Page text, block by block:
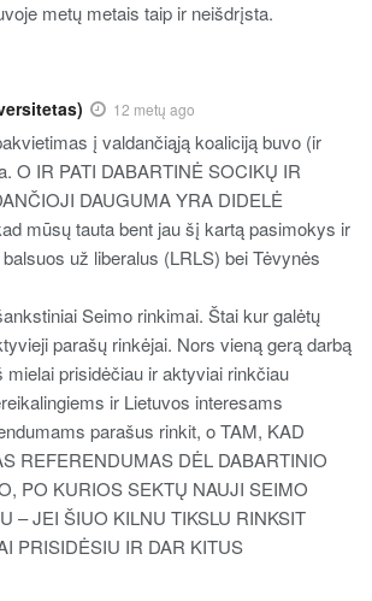
metų metais taip ir neišdrįsta.
12 metų ago
į valdančiąją koaliciją buvo (ir
O IR PATI DABARTINĖ SOCIKŲ IR
DAUGUMA YRA DIDELĖ
mūsų tauta bent jau šį kartą pasimokys ir
už liberalus (LRLS) bei Tėvynės
Seimo rinkimai. Štai kur galėtų
parašų rinkėjai. Nors vieną gerą darbą
mielai prisidėčiau ir aktyviai rinkčiau
ir Lietuvos interesams
parašus rinkit, o TAM, KAD
REFERENDUMAS DĖL DABARTINIO
PO KURIOS SEKTŲ NAUJI SEIMO
– JEI ŠIUO KILNU TIKSLU RINKSIT
PRISIDĖSIU IR DAR KITUS